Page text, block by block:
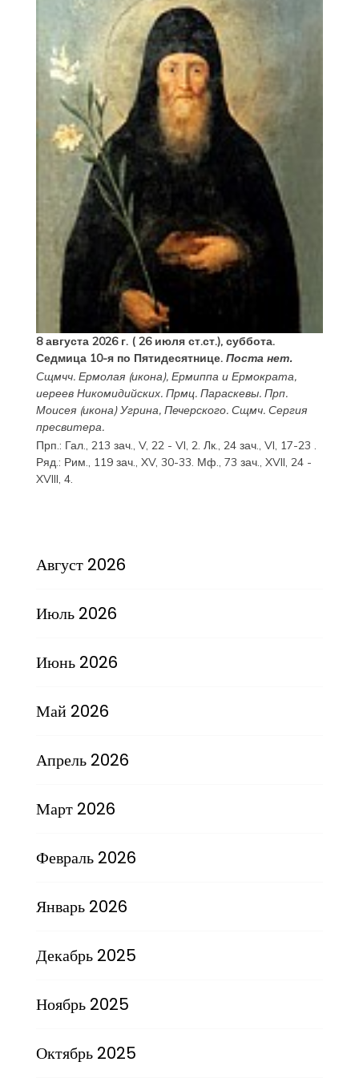
8 августа 2026 г. ( 26 июля ст.ст.), суббота.
Седмица 10-я по Пятидесятнице. Поста нет.
Сщмчч. Ермолая(икона), Ермиппаи Ермократа,
иереев Никомидийских. Прмц. Параскевы. Прп.
Моисея(икона) Угрина, Печерского. Сщмч. Сергия
пресвитера.
Прп.: Гал., 213 зач., V, 22 - VI, 2. Лк., 24 зач., VI, 17-23 .
Ряд.: Рим., 119 зач., XV, 30-33. Мф., 73 зач., XVII, 24 -
XVIII, 4.
Август 2026
Июль 2026
Июнь 2026
Май 2026
Апрель 2026
Март 2026
Февраль 2026
Январь 2026
Декабрь 2025
Ноябрь 2025
Октябрь 2025